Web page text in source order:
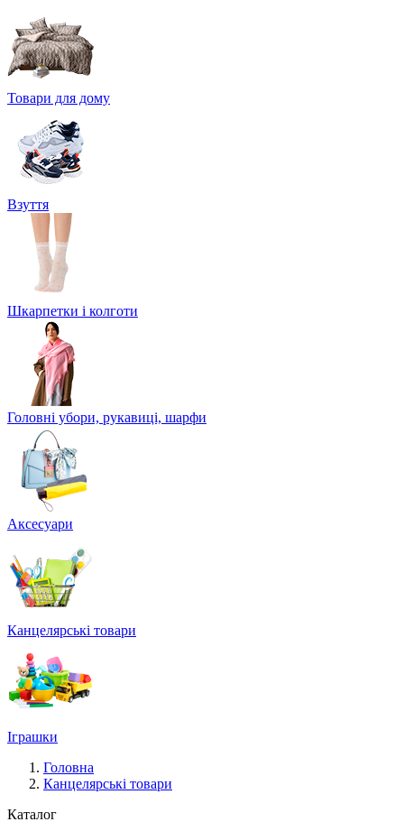
Товари для дому
Взуття
Шкарпетки і колготи
Головні убори, рукавиці, шарфи
Аксесуари
Канцелярські товари
Іграшки
Головна
Канцелярські товари
Каталог